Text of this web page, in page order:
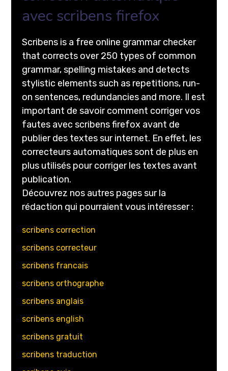
avec scribens firefox
Scribens is a free online grammar checker
that corrects over 250 types of common
grammar, spelling mistakes and detects
stylistic elements such as repetitions, run-
on sentences, redundancies and more. Il est
important de savoir comment corriger vos
fautes avec scribens firefox avant de
publier des textes sur internet. En effet, les
correcteurs automatiques sont de plus en
plus utilisés pour corriger les textes avant
publication.
Découvrez nos autres pages sur la
rédaction qui pourraient vous intéresser :
scribens correction
scribens correcteur
scribens francais
scribens orthographe
scribens anglais
scribens english
scribens gratuit
scribens traduction